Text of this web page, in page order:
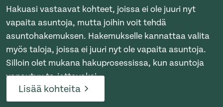
Hakuasi vastaavat kohteet, joissa ei ole juuri nyt
vapaita asuntoja, mutta joihin voit tehdä
asuntohakemuksen. Hakemukselle kannattaa valita
myös taloja, joissa ei juuri nyt ole vapaita asuntoja.
Silloin olet mukana hakuprosessissa, kun asuntoja
vapautuu tarjottavaksi.
Lisää kohteita